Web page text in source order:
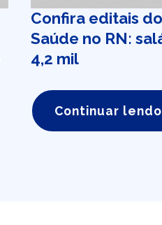
Confira editais
Saúde no RN:
4,2 mil
Continuar lendo